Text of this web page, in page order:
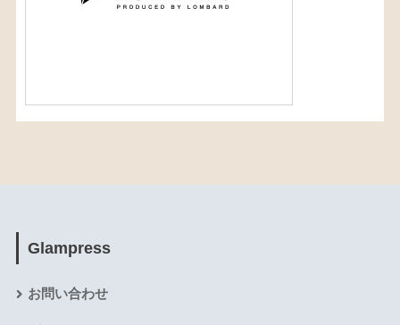
Glampress
お問い合わせ